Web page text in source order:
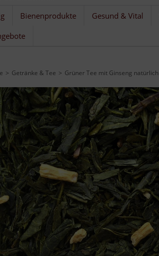
Bienenprodukte Gesund & Vital
Getränke & Tee Grüner Tee mit Ginseng natürlich